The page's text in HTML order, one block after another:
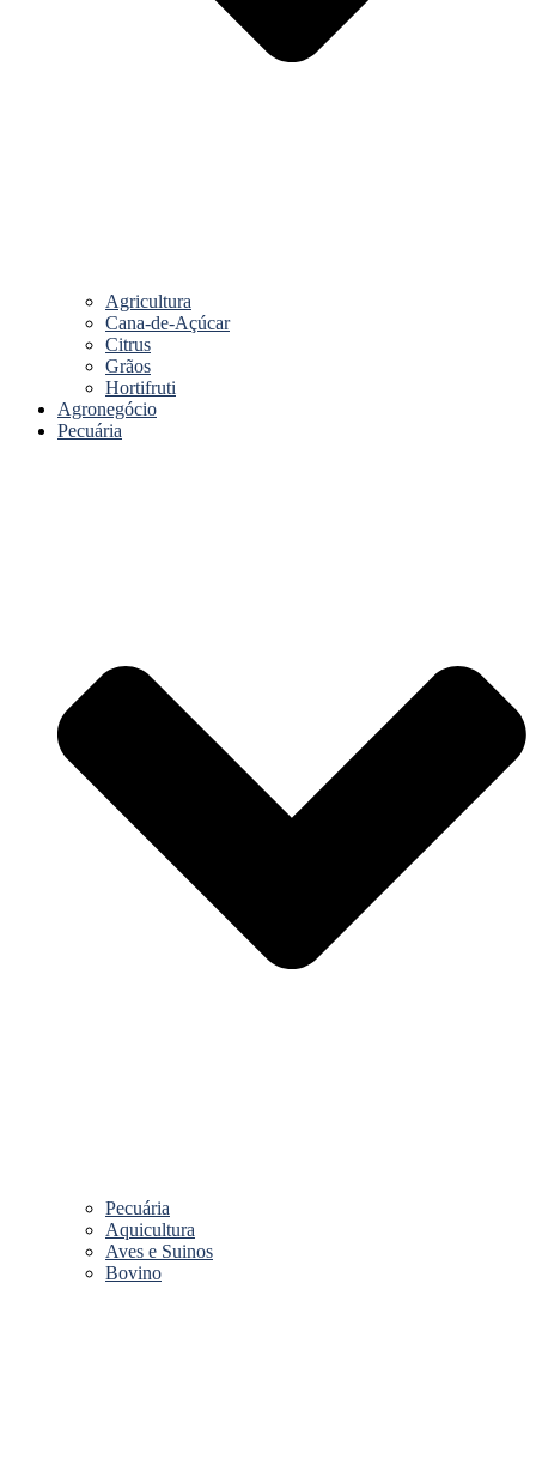
Agricultura
Cana-de-Açúcar
Citrus
Grãos
Hortifruti
Agronegócio
Pecuária
Pecuária
Aquicultura
Aves e Suinos
Bovino